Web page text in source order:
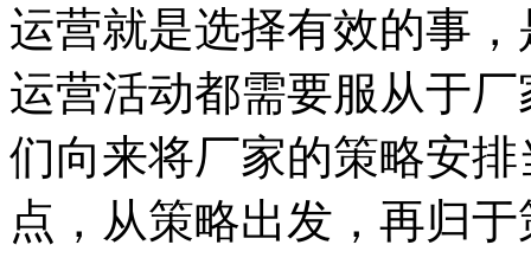
运营就是选择有效的事
运营活动都需要服从于
们向来将厂家的策略安
点，从策略出发，再归